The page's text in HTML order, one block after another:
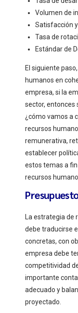
Volumen de
Satisfacción
Tasa de
Estándar de
El siguiente
humanos en
empresa, si la
sector, entonces
¿cómo vamos a
recursos
remunerativa,
establecer
estos temas a
recursos
La estrategia de
debe traducirse
concretas, con
empresa debe
competitividad
importante
adecuado y
proyectado.